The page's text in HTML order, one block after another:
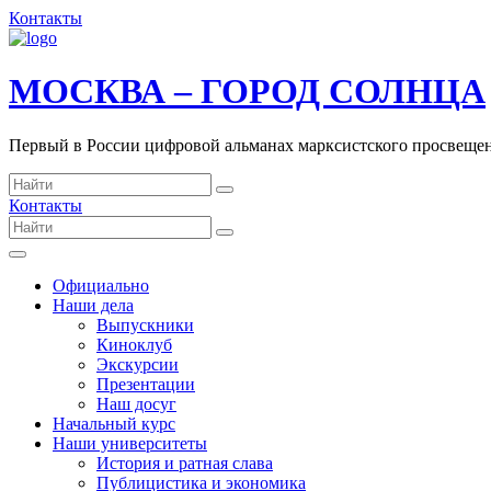
Контакты
МОСКВА – ГОРОД СОЛНЦА
Первый в России цифровой альманах марксистского
Контакты
Официально
Наши дела
Выпускники
Киноклуб
Экскурсии
Презентации
Наш досуг
Начальный курс
Наши университеты
История и ратная слава
Публицистика и экономика